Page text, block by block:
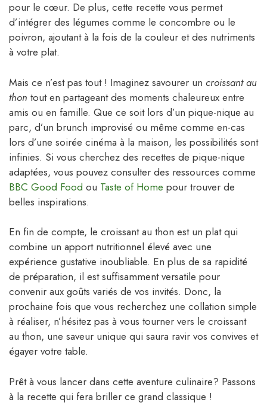
pour le cœur. De plus, cette recette vous permet
d’intégrer des légumes comme le concombre ou le
poivron, ajoutant à la fois de la couleur et des nutriments
à votre plat.
Mais ce n’est pas tout ! Imaginez savourer un croissant au
thon tout en partageant des moments chaleureux entre
amis ou en famille. Que ce soit lors d’un pique-nique au
parc, d’un brunch improvisé ou même comme en-cas
lors d’une soirée cinéma à la maison, les possibilités sont
infinies. Si vous cherchez des recettes de pique-nique
adaptées, vous pouvez consulter des ressources comme
BBC Good Food ou Taste of Home pour trouver de
belles inspirations.
En fin de compte, le croissant au thon est un plat qui
combine un apport nutritionnel élevé avec une
expérience gustative inoubliable. En plus de sa rapidité
de préparation, il est suffisamment versatile pour
convenir aux goûts variés de vos invités. Donc, la
prochaine fois que vous recherchez une collation simple
à réaliser, n’hésitez pas à vous tourner vers le croissant
au thon, une saveur unique qui saura ravir vos convives et
égayer votre table.
Prêt à vous lancer dans cette aventure culinaire? Passons
à la recette qui fera briller ce grand classique !